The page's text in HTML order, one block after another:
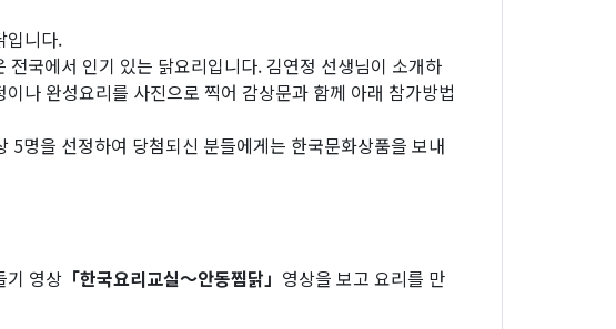
입니다.
국에서 인기 있는 닭요리입니다. 김연정 선생님이 소개하
나 완성요리를 사진으로 찍어 감상문과 함께 아래 참가방법
명을 선정하여 당첨되신 분들에게는 한국문화상품을 보내
기 영상 「한국요리교실～안동찜닭」 영상을 보고 요리를 만